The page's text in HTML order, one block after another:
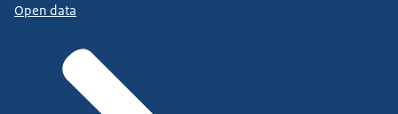
Open data